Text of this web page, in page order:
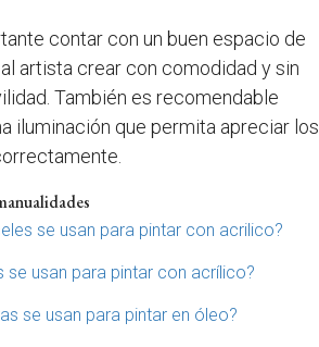
contar con un buen espacio de
artista crear con comodidad y sin
También es recomendable
iluminación que permita apreciar los
se usan para pintar con acrilico?
se usan para pintar con acrílico?
se usan para pintar en óleo?